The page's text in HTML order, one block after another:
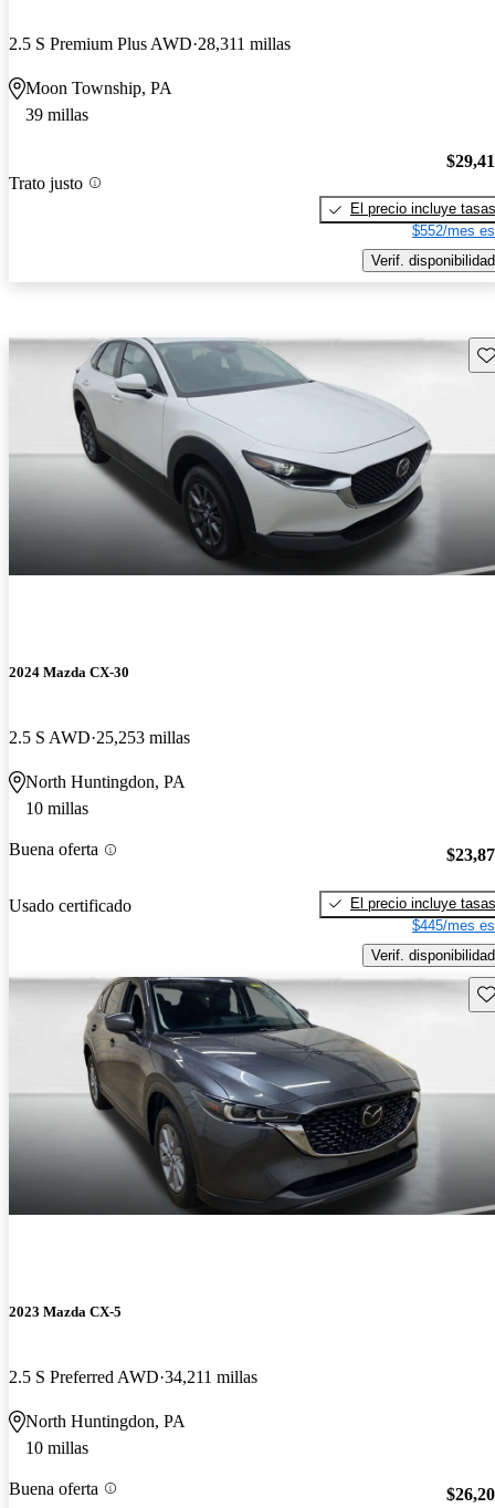
2.5 S Premium Plus AWD 28,311 millas
Moon Township, PA
39 millas
Trato justo
El precio incluye tasas
$552/mes
Verif. disponibilidad
2024 Mazda CX-30
2.5 S AWD 25,253 millas
North Huntingdon, PA
10 millas
Buena oferta
Usado certificado
El precio incluye tasas
$445/mes
Verif. disponibilidad
2023 Mazda CX-5
2.5 S Preferred AWD 34,211 millas
North Huntingdon, PA
10 millas
Buena oferta